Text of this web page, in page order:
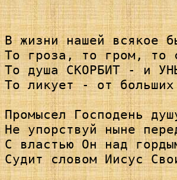
В жизни нашей всякое
То гроза, то гром, то
То душа СКОРБИТ - и
То ликует - от
Промысел Господень
Не упорствуй ныне
С властью Он над
Судит словом Иисус